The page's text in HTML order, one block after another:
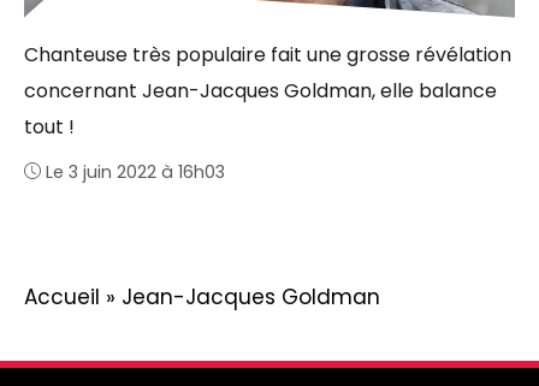
Chanteuse très populaire fait une grosse révélation
concernant Jean-Jacques Goldman, elle balance
tout !
Le 3 juin 2022 à 16h03
Accueil » Jean-Jacques Goldman